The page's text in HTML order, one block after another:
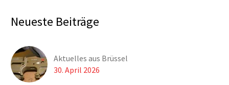
Neueste Beiträge
Aktuelles aus Brüssel
30. April 2026